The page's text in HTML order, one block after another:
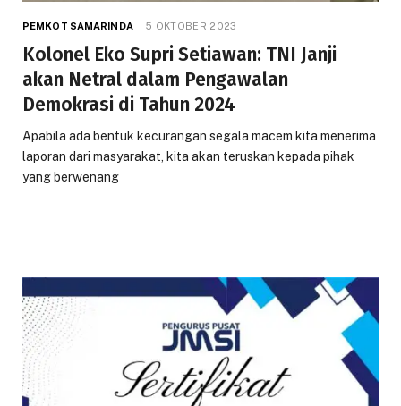
PEMKOT SAMARINDA 5 OKTOBER 2023
Kolonel Eko Supri Setiawan: TNI Janji
akan Netral dalam Pengawalan
Demokrasi di Tahun 2024
Apabila ada bentuk kecurangan segala macem kita menerima
laporan dari masyarakat, kita akan teruskan kepada pihak
yang berwenang